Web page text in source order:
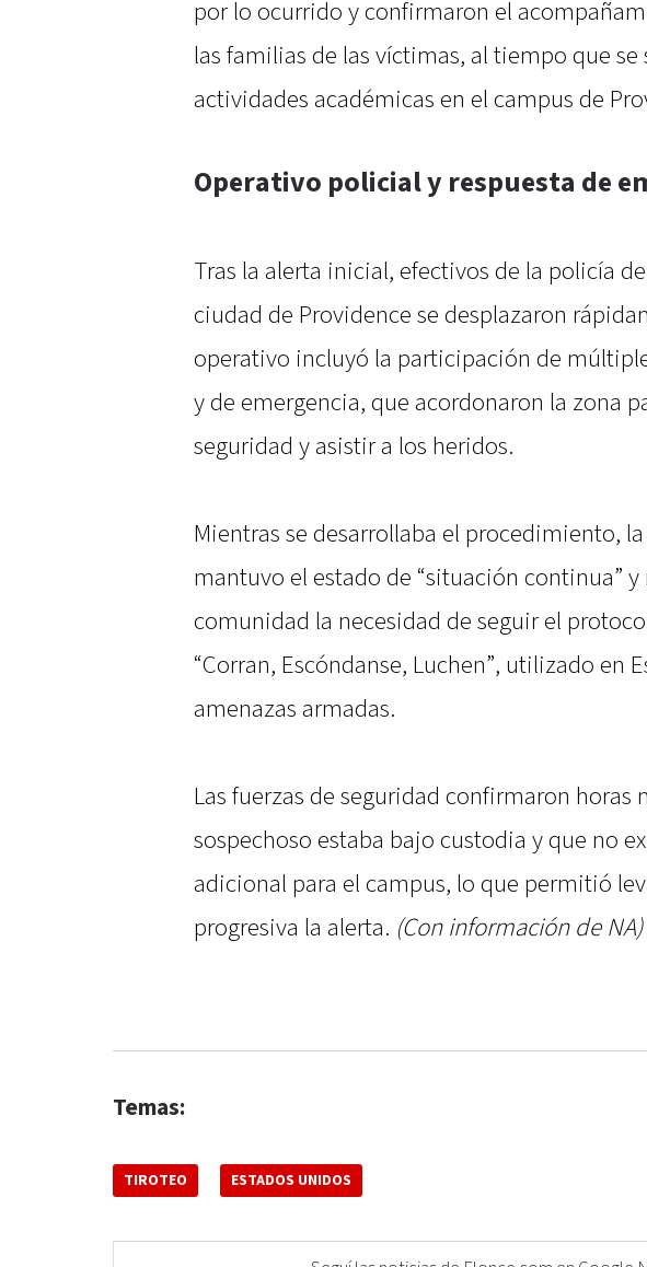
por lo ocurrido y confirmaron el
las familias de las víctimas, al tiempo que se
actividades académicas en el campus de
Operativo policial y respuesta de
Tras la alerta inicial, efectivos de la policía
ciudad de Providence se desplazaron
operativo incluyó la participación de
y de emergencia, que acordonaron la zona
seguridad y asistir a los heridos.
Mientras se desarrollaba el procedimiento,
mantuvo el estado de “situación continua” y
comunidad la necesidad de seguir el
“Corran, Escóndanse, Luchen”, utilizado en
amenazas armadas.
Las fuerzas de seguridad confirmaron horas
sospechoso estaba bajo custodia y que no
adicional para el campus, lo que permitió
progresiva la alerta. (Con información de NA)
Temas:
TIROTEO ESTADOS UNIDOS